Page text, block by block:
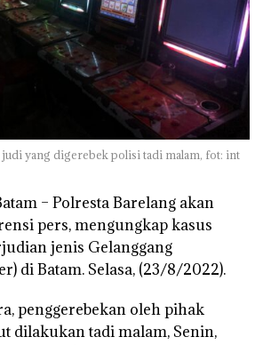
judi yang digerebek polisi tadi malam, fot: int
– Polresta Barelang akan
pers, mengungkap kasus
jenis Gelanggang
di Batam. Selasa, (23/8/2022).
penggerebekan oleh pihak
dilakukan tadi malam, Senin,